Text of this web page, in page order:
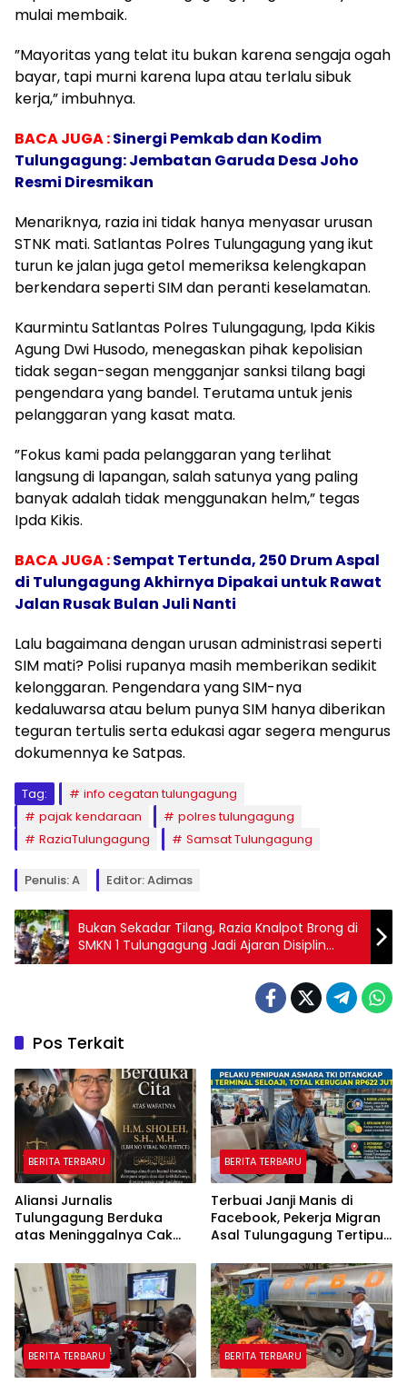
mulai membaik.
​”Mayoritas yang telat itu bukan karena sengaja ogah
bayar, tapi murni karena lupa atau terlalu sibuk
kerja,” imbuhnya.
BACA JUGA :Sinergi Pemkab dan Kodim
Tulungagung: Jembatan Garuda Desa Joho
Resmi Diresmikan
​Menariknya, razia ini tidak hanya menyasar urusan
STNK mati. Satlantas Polres Tulungagung yang ikut
turun ke jalan juga getol memeriksa kelengkapan
berkendara seperti SIM dan peranti keselamatan.
​Kaurmintu Satlantas Polres Tulungagung, Ipda Kikis
Agung Dwi Husodo, menegaskan pihak kepolisian
tidak segan-segan mengganjar sanksi tilang bagi
pengendara yang bandel. Terutama untuk jenis
pelanggaran yang kasat mata.
​”Fokus kami pada pelanggaran yang terlihat
langsung di lapangan, salah satunya yang paling
banyak adalah tidak menggunakan helm,” tegas
Ipda Kikis.
BACA JUGA :Sempat Tertunda, 250 Drum Aspal
di Tulungagung Akhirnya Dipakai untuk Rawat
Jalan Rusak Bulan Juli Nanti
​Lalu bagaimana dengan urusan administrasi seperti
SIM mati? Polisi rupanya masih memberikan sedikit
kelonggaran. Pengendara yang SIM-nya
kedaluwarsa atau belum punya SIM hanya diberikan
teguran tertulis serta edukasi agar segera mengurus
dokumennya ke Satpas.
Tag:
info cegatan tulungagung
pajak kendaraan
polres tulungagung
RaziaTulungagung
Samsat Tulungagung
Penulis: A Editor: Adimas
Bukan Sekadar Tilang, Razia Knalpot Brong di
SMKN 1 Tulungagung Jadi Ajaran Disiplin
Pelajar
Pos Terkait
BERITA TERBARU
Aliansi Jurnalis
Tulungagung Berduka
atas Meninggalnya Cak
“Beliau Pejuang Keadilan
yang Vokal”
BERITA TERBARU
Terbuai Janji Manis di
Facebook, Pekerja Migran
Asal Tulungagung Tertipu
BERITA TERBARU BERITA TERBARU